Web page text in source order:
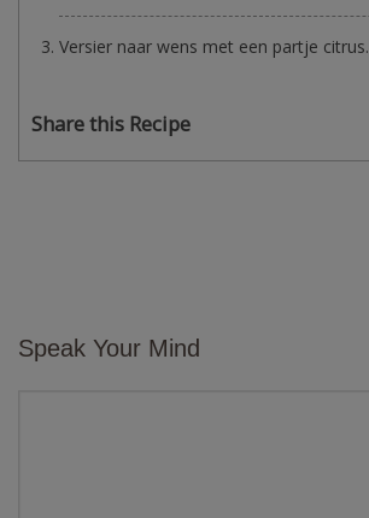
Versier naar wens met een partje citrus.
Share this Recipe
Speak Your Mind